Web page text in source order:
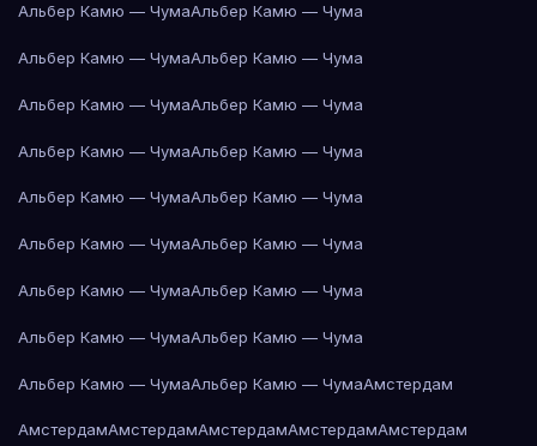
Альбер Камю — ЧумаАльбер Камю — Чума
Альбер Камю — ЧумаАльбер Камю — Чума
Альбер Камю — ЧумаАльбер Камю — Чума
Альбер Камю — ЧумаАльбер Камю — Чума
Альбер Камю — ЧумаАльбер Камю — Чума
Альбер Камю — ЧумаАльбер Камю — Чума
Альбер Камю — ЧумаАльбер Камю — Чума
Альбер Камю — ЧумаАльбер Камю — Чума
Альбер Камю — ЧумаАльбер Камю — ЧумаАмстердам
АмстердамАмстердамАмстердамАмстердамАмстердам